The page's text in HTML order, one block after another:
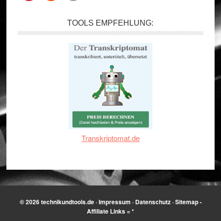
TOOLS EMPFEHLUNG:
Transkriptomat.de
© 2026technikundtools.de·Impressum · Datenschutz·Sitemap-
Affiliate Links = *